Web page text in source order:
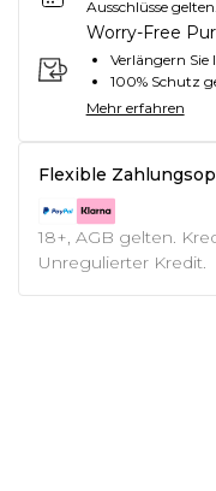
Ausschlüsse gelten.
Worry-Free
Verlängern Sie
100% Schutz
Mehr erfahren
Flexible
18+, AGB gelten.
Unregulierter Kredit.